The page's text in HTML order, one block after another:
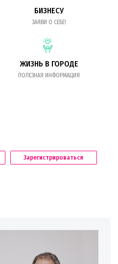
БИЗНЕСУ
ЗАЯВИ О СЕБЕ!
ЖИЗНЬ В ГОРОДЕ
ПОЛЕЗНАЯ ИНФОРМАЦИЯ
Зарегистрироваться